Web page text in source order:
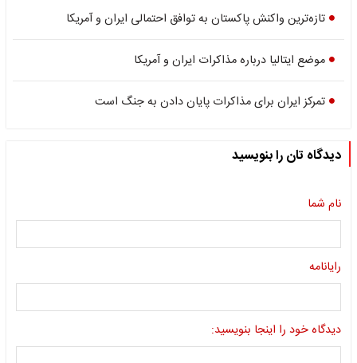
تازه‌ترین واکنش پاکستان به توافق احتمالی ایران و آمریکا
موضع ایتالیا درباره مذاکرات ایران و آمریکا
تمرکز ایران برای مذاکرات پایان دادن به جنگ است
دیدگاه تان را بنویسید
نام شما
رایانامه
دیدگاه خود را اینجا بنویسید: